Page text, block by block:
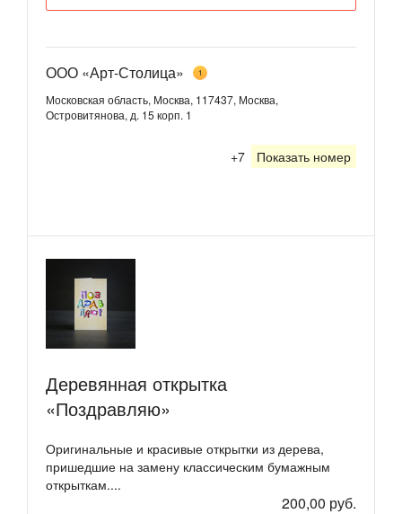
ООО «Арт-Столица» 1
Московская область, Москва, 117437, Москва,
Островитянова, д. 15 корп. 1
+7 Показать номер
Деревянная открытка
«Поздравляю»
Оригинальные и красивые открытки из дерева,
пришедшие на замену классическим бумажным
открыткам....
200,00 руб.